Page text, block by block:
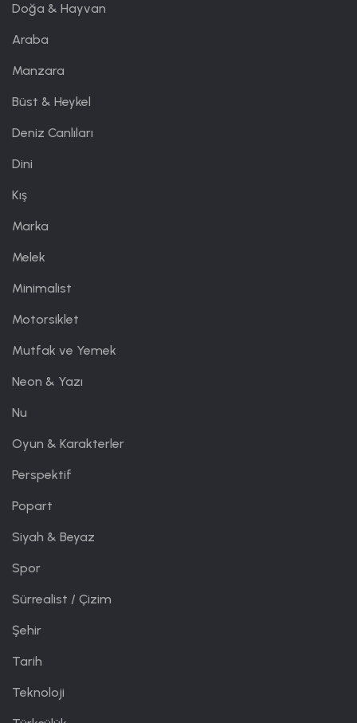
Doğa & Hayvan
Araba
Manzara
Büst & Heykel
Deniz Canlıları
Dini
Kış
Marka
Melek
Minimalist
Motorsiklet
Mutfak ve Yemek
Neon & Yazı
Nu
Oyun & Karakterler
Perspektif
Popart
Siyah & Beyaz
Spor
Sürrealist / Çizim
Şehir
Tarih
Teknoloji